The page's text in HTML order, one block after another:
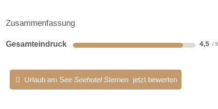
Zusammenfassung
Gesamteindruck 4,5
Urlaub am See Seehotel Sternen jetzt bewerten